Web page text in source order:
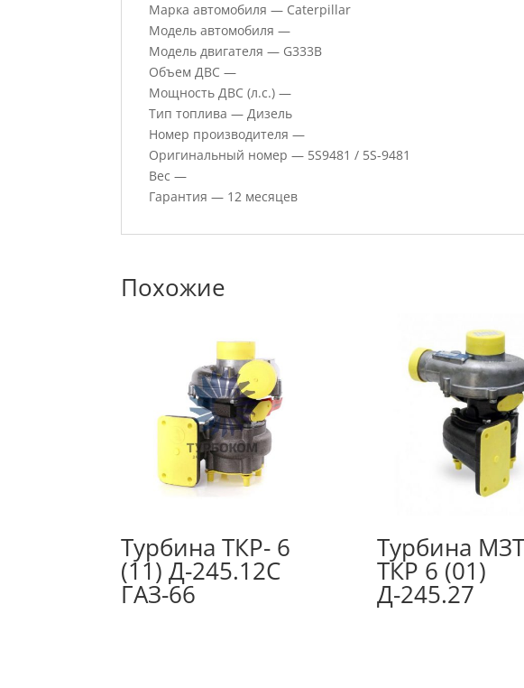
Марка автомобиля — Caterpillar
Модель автомобиля —
Модель двигателя — G333B
Объем ДВС —
Мощность ДВС (л.с.) —
Тип топлива — Дизель
Номер производителя —
Оригинальный номер — 5S9481 / 5S-9481
Вес —
Гарантия — 12 месяцев
Похожие
Турбина ТКР- 6
(11) Д-245.12С
ГАЗ-66
Турбина
ТКР 6 (01)
Д-245.27